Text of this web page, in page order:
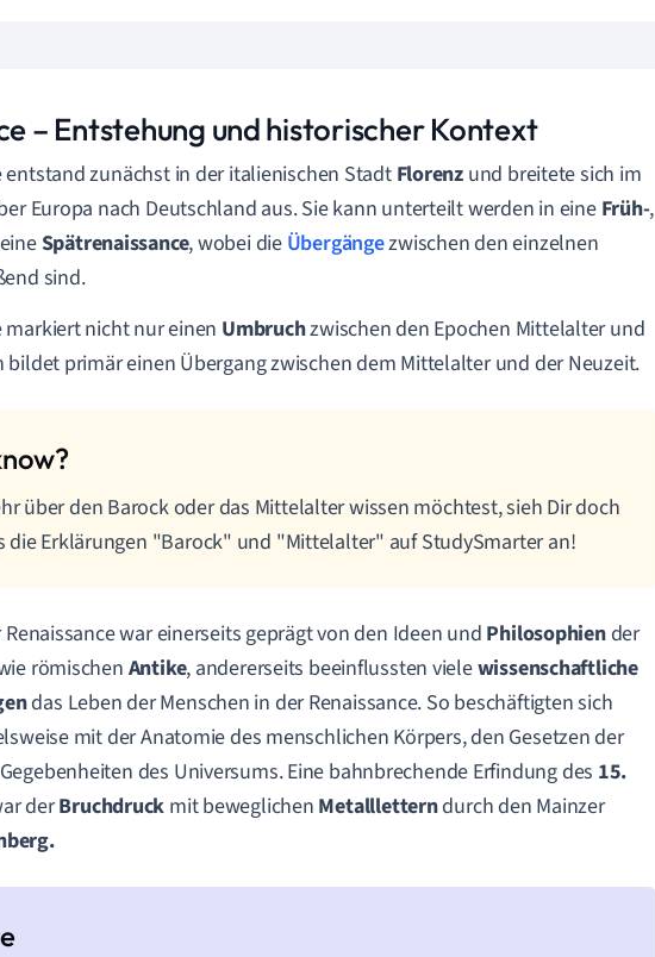
– Entstehung und historischer Kontext
entstand zunächst in der italienischen Stadt Florenz und breitete sich im
Europa nach Deutschland aus. Sie kann unterteilt werden in eine Früh-,
Spätrenaissance, wobei die Übergängezwischen den einzelnen
sind.
markiert nicht nur einen Umbruchzwischen den Epochen Mittelalter und
bildet primär einen Übergang zwischen dem Mittelalter und der Neuzeit.
über den Barock oder das Mittelalter wissen möchtest, sieh Dir doch
die Erklärungen "Barock" und "Mittelalter" auf StudySmarter an!
war einerseits geprägt von den Ideen und Philosophiender
römischen Antike, andererseits beeinflussten vielewissenschaftliche
das Leben der Menschen in der Renaissance. So beschäftigten sich
mit der Anatomie des menschlichen Körpers, den Gesetzen der
des Universums. Eine bahnbrechende Erfindung des 15.
derBruchdruck mit beweglichen Metallletterndurch den Mainzer